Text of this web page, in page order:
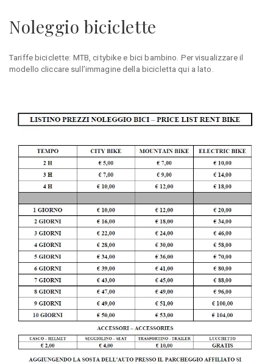
Noleggio biciclette
Tariffe biciclette: MTB, citybike e bici bambino. Per visualizzare il
modello cliccare sull’immagine della bicicletta qui a lato.